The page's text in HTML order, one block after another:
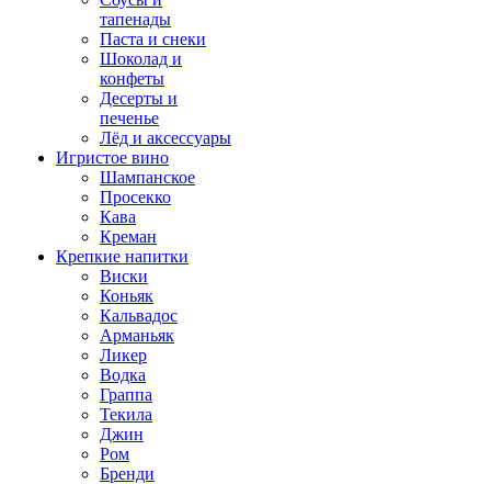
тапенады
Паста и снеки
Шоколад и
конфеты
Десерты и
печенье
Лёд и аксессуары
Игристое вино
Шампанское
Просекко
Кава
Креман
Крепкие напитки
Виски
Коньяк
Кальвадос
Арманьяк
Ликер
Водка
Граппа
Текила
Джин
Ром
Бренди